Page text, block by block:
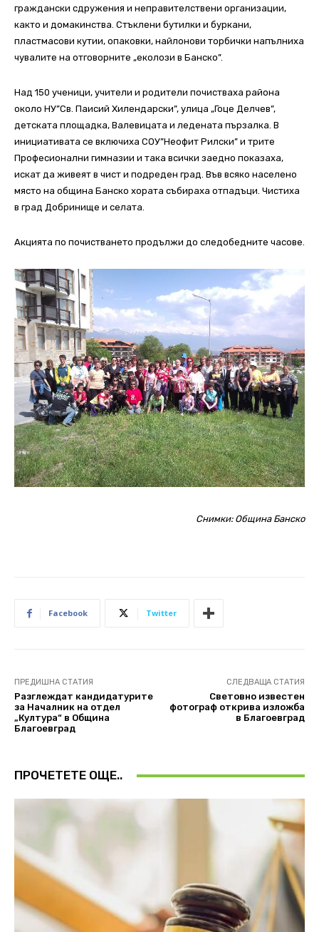
граждански сдружения и неправителствени организации,
както и домакинства. Стъклени бутилки и буркани,
пластмасови кутии, опаковки, найлонови торбички напълниха
чувалите на отговорните „еколози в Банско”.
Над 150 ученици, учители и родители почистваха района
около НУ”Св. Паисий Хилендарски”, улица „Гоце Делчев”,
детската площадка, Валевицата и ледената пързалка. В
инициативата се включиха СОУ”Неофит Рилски” и трите
Професионални гимназии и така всички заедно показаха,
искат да живеят в чист и подреден град. Във всяко населено
място на община Банско хората събираха отпадъци. Чистиха
в град Добринище и селата.
Акцията по почистването продължи до следобедните часове.
Снимки: Община Банско
Facebook Twitter
ПРЕДИШНА СТАТИЯ
Разглеждат кандидатурите
за Началник на отдел
„Култура“ в Община
Благоевград
СЛЕДВАЩА СТАТИЯ
Световно известен
фотограф открива изложба
в Благоевград
ПРОЧЕТЕТЕ ОЩЕ..